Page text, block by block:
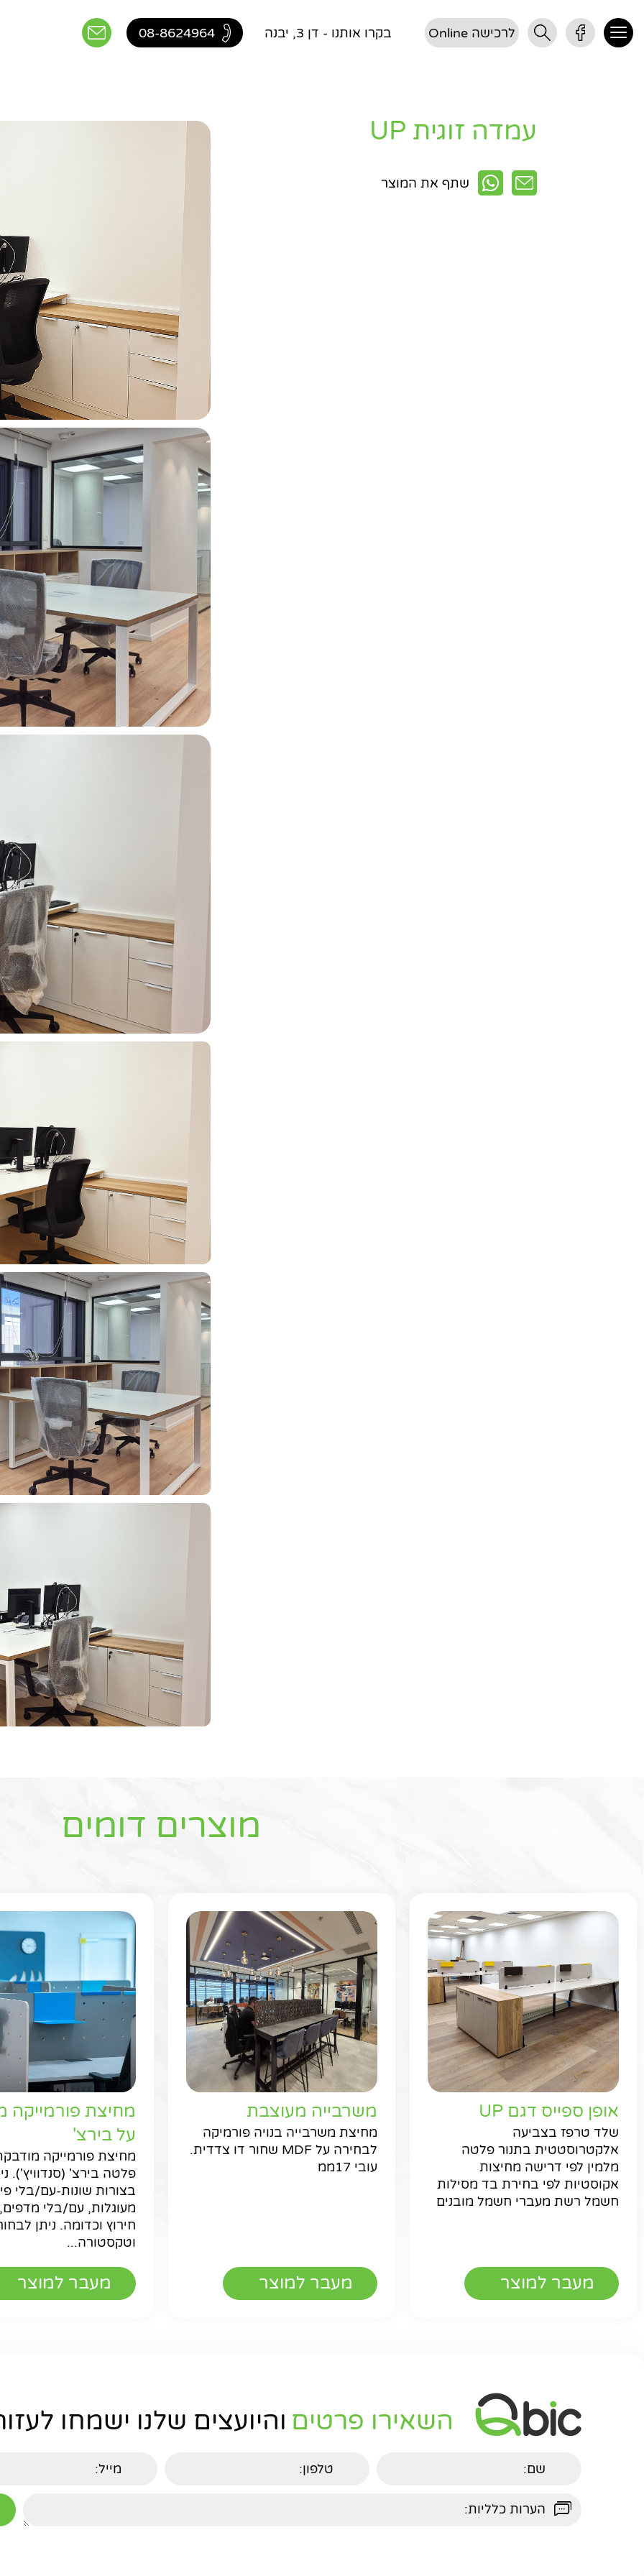
לרכישה Online בקרו אותנו - דן 3, יבנה 08-8624964
חפשו
עמדה זוגית UP
שתף את המוצר
מוצרים דומים
אופן ספייס דגם UP
שלד טרפז בצביעה
אלקטרוסטטית בתנור פלטה
מלמין לפי דרישה מחיצות
אקוסטיות לפי בחירת בד מסילות
חשמל רשת מעברי חשמל מובנים
מעבר למוצר
משרבייה מעוצבת
מחיצת משרבייה בנויה פורמיקה
לבחירה על MDF שחור דו צדדית.
עובי 17ממ
מעבר למוצר
מחיצת פורמייקה
על בירצ'
מחיצת פורמייקה
פלטה בירצ' (סנדוויץ').
בצורות שונות-עם/בלי
מעוגלות, עם/בלי
חירוץ וכדומה. ניתן
וטקסטורה...
מעבר למוצר
השאירו פרטים והיועצים שלנו ישמחו